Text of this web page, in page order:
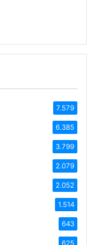
7.579
6.385
3.799
2.079
2.052
1.514
643
625